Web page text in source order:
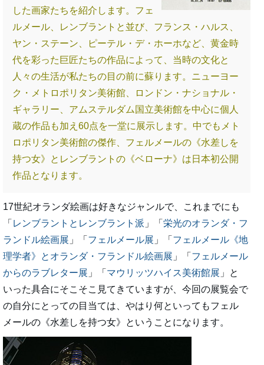
した画家たちを紹介します。フェ
ルメール、レンブラントと並び、フランス・ハルス、
ヤン・ステーン、ピーテル・デ・ホーホなど、黄金時
代を彩った巨匠たちの作品によって、当時の文化と
人々の生活が私たちの目の前に蘇ります。ニューヨー
ク・メトロポリタン美術館、ロンドン・ナショナル・
ギャラリー、アムステルダム国立美術館を中心に個人
蔵の作品も加え60点を一堂に展示します。中でもメト
ロポリタン美術館の傑作、フェルメールの《水差しを
持つ女》とレンブラントの《ベローナ》は日本初公開
作品となります。
17世紀オランダ絵画は好きなジャンルで、これまでにも
「 レンブラントとレンブラント派 」「 栄光のオランダ・フ
ランドル絵画展 」「 フェルメール展 」「 フェルメール《地
理学者》とオランダ・フランドル絵画展 」「 フェルメール
からのラブレター展 」「 マウリッツハイス美術館展 」と
いった具合にそこそこ見てきていますが、今回の展覧会で
の自分にとっての目当ては、やはり何といってもフェル
メールの《水差しを持つ女》ということになります。